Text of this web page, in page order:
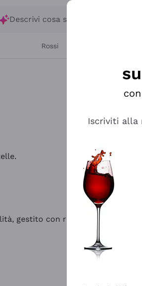
Descrivi cosa stai cercando
Rossi
gestito con rapidità e
Iscriviti alla